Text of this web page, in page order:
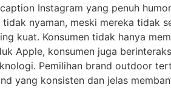
Instagram yang penuh
nyaman, meski mereka tidak
kuat. Konsumen tidak hanya
Apple, konsumen juga
Pemilihan brand outdoor
yang konsisten dan jelas